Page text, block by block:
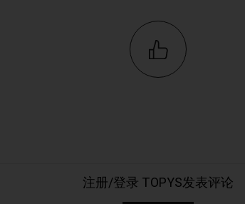
注册/登录 TOPYS发表评论